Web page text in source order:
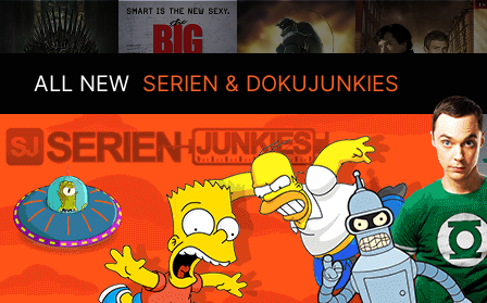
ALL NEW SERIEN & DOKUJUNKIES